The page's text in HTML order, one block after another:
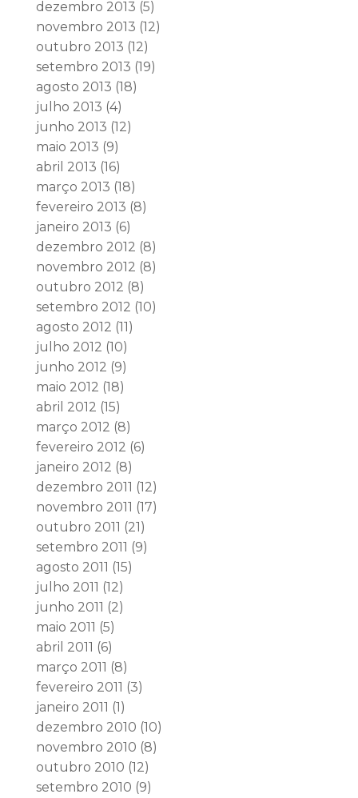
dezembro 2013 (5)
novembro 2013 (12)
outubro 2013 (12)
setembro 2013 (19)
agosto 2013 (18)
julho 2013 (4)
junho 2013 (12)
maio 2013 (9)
abril 2013 (16)
março 2013 (18)
fevereiro 2013 (8)
janeiro 2013 (6)
dezembro 2012 (8)
novembro 2012 (8)
outubro 2012 (8)
setembro 2012 (10)
agosto 2012 (11)
julho 2012 (10)
junho 2012 (9)
maio 2012 (18)
abril 2012 (15)
março 2012 (8)
fevereiro 2012 (6)
janeiro 2012 (8)
dezembro 2011 (12)
novembro 2011 (17)
outubro 2011 (21)
setembro 2011 (9)
agosto 2011 (15)
julho 2011 (12)
junho 2011 (2)
maio 2011 (5)
abril 2011 (6)
março 2011 (8)
fevereiro 2011 (3)
janeiro 2011 (1)
dezembro 2010 (10)
novembro 2010 (8)
outubro 2010 (12)
setembro 2010 (9)